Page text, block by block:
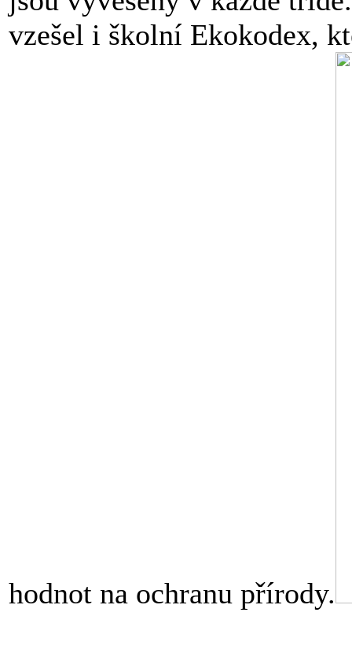
vzešel i školní Ekokodex,
hodnot na ochranu přírody.